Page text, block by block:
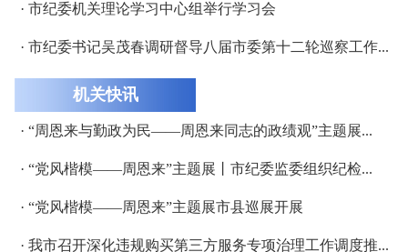
· 市纪委机关理论学习中心组举行学习会
· 市纪委书记吴茂春调研督导八届市委第十二轮巡察工作...
机关快讯
· “周恩来与勤政为民——周恩来同志的政绩观”主题展...
· “党风楷模——周恩来”主题展丨市纪委监委组织纪检...
· “党风楷模——周恩来”主题展市县巡展开展
· 我市召开深化违规购买第三方服务专项治理工作调度推...